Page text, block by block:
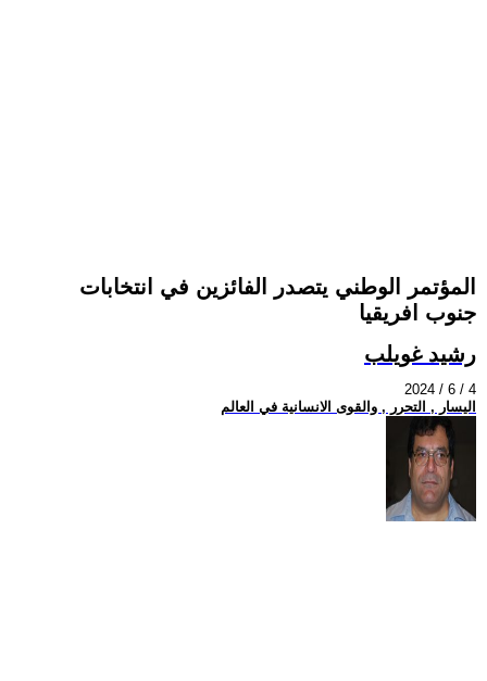
المؤتمر الوطني يتصدر الفائزين في انتخابات
جنوب افريقيا
رشيد غويلب
2024 / 6 / 4
اليسار , التحرر , والقوى الانسانية في العالم